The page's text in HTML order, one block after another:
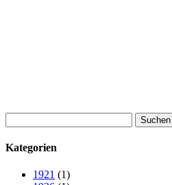
nach:
Kategorien
1921 (1)